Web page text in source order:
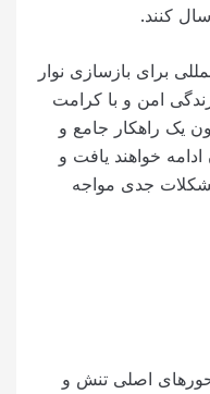
کنند.
برای بازسازی نوار
امن و با کرامت
یک راهکار جامع و
خواهند یافت و
جدی مواجه
اصلی تنش و